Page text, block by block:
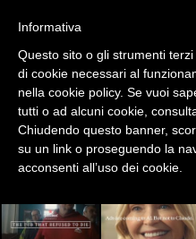
EVENTI
MOBILE
PROMOZIONI
Informativa
Questo sito o gli strumenti
di cookie necessari al
nella cookie policy. Se vuoi
tutti o ad alcuni cookie,
Chiudendo questo banner,
su un link o proseguendo la
acconsenti all’uso dei cookie.